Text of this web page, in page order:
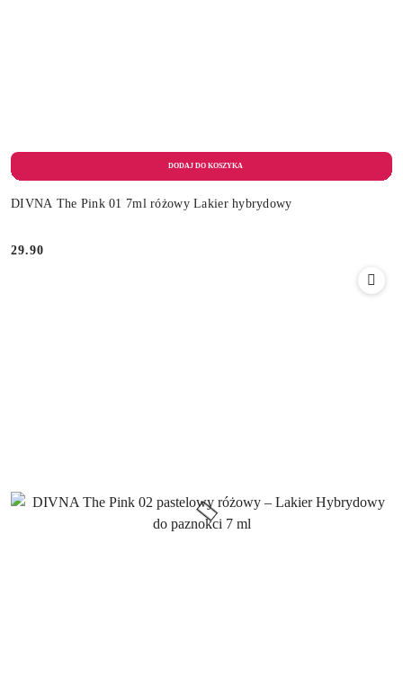
DIVNA The Pink 01 7ml różowy Lakier hybrydowy
Cena:
29.90